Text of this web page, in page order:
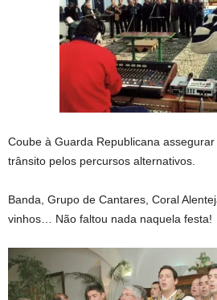
Coube à Guarda Republicana
trânsito pelos percursos alternativos.
Banda, Grupo de Cantares, Coral
vinhos… Não faltou nada naquela festa!